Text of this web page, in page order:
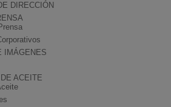
DIRECCIÓN
IMÁGENES
ACEITE